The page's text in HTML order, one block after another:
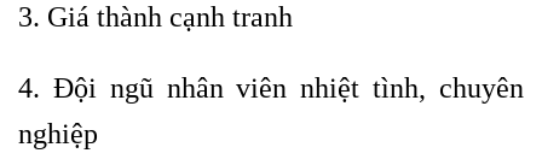
3. Giá thành cạnh tranh
4. Đội ngũ nhân viên nhiệt tình, chuyên
nghiệp